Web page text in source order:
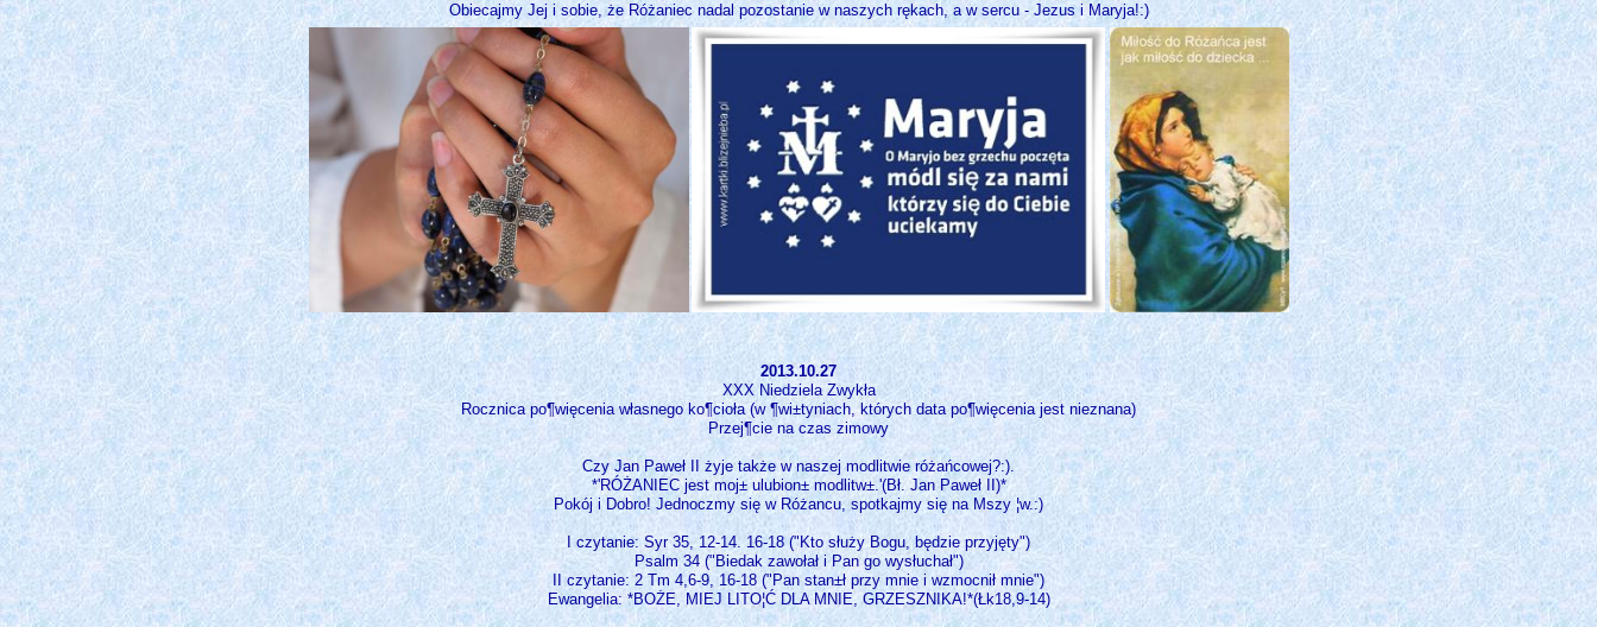
Obiecajmy Jej i sobie, że Różaniec nadal pozostanie w naszych rękach, a w sercu - Jezus i Maryja!:)
2013.10.27
XXX Niedziela Zwykła
Rocznica po¶więcenia własnego ko¶cioła (w ¶wi±tyniach, których data po¶więcenia jest nieznana)
Przej¶cie na czas zimowy
Czy Jan Paweł II żyje także w naszej modlitwie różańcowej?:).
*'RÓŻANIEC jest moj± ulubion± modlitw±.'(Bł. Jan Paweł II)*
Pokój i Dobro! Jednoczmy się w Różancu, spotkajmy się na Mszy ¦w.:)
I czytanie: Syr 35, 12-14. 16-18 ("Kto służy Bogu, będzie przyjęty")
Psalm 34 ("Biedak zawołał i Pan go wysłuchał")
II czytanie: 2 Tm 4,6-9, 16-18 ("Pan stan±ł przy mnie i wzmocnił mnie")
Ewangelia: *BOŻE, MIEJ LITO¦Ć DLA MNIE, GRZESZNIKA!*(Łk18,9-14)